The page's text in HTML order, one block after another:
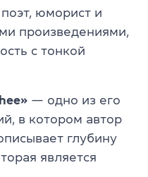
юморист и
произведениями,
с тонкой
— одно из его
в котором автор
глубину
является